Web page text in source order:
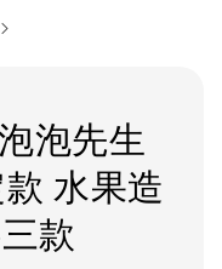
泡先生
水果造
款